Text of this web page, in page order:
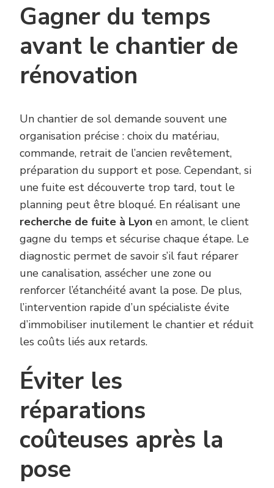
Gagner du temps
avant le chantier de
rénovation
Un chantier de sol demande souvent une
organisation précise : choix du matériau,
commande, retrait de l’ancien revêtement,
préparation du support et pose. Cependant, si
une fuite est découverte trop tard, tout le
planning peut être bloqué. En réalisant une
recherche de fuite à Lyon en amont, le client
gagne du temps et sécurise chaque étape. Le
diagnostic permet de savoir s’il faut réparer
une canalisation, assécher une zone ou
renforcer l’étanchéité avant la pose. De plus,
l’intervention rapide d’un spécialiste évite
d’immobiliser inutilement le chantier et réduit
les coûts liés aux retards.
Éviter les
réparations
coûteuses après la
pose